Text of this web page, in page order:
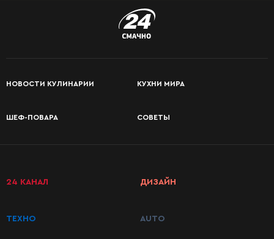
НОВОСТИ КУЛИНАРИИ КУХНИ МИРА
ШЕФ-ПОВАРА СОВЕТЫ
24 КАНАЛ
ТЕХНО
ДИЗАЙН
AUTO